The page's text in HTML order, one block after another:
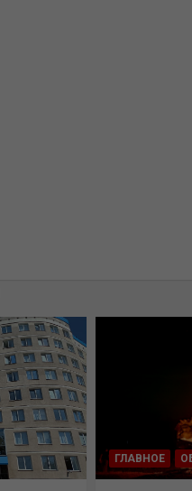
ГЛАВНОЕ